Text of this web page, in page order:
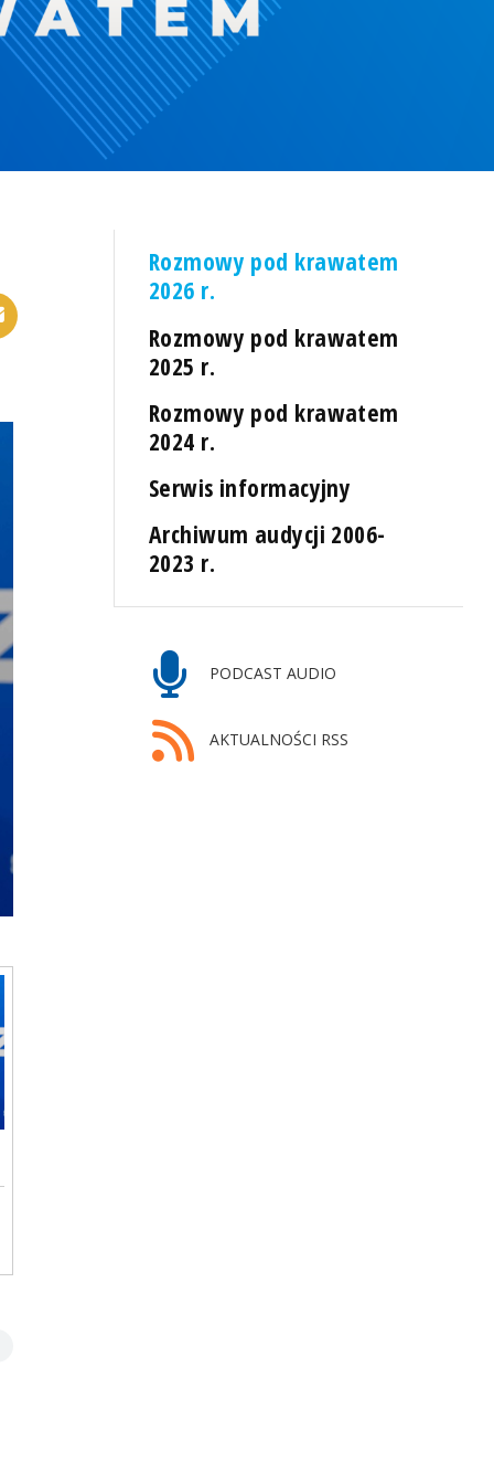
Rozmowy pod krawatem
2026 r.
Rozmowy pod krawatem
2025 r.
Rozmowy pod krawatem
2024 r.
Serwis informacyjny
Archiwum audycji 2006-
2023 r.
PODCAST AUDIO
AKTUALNOŚCI RSS